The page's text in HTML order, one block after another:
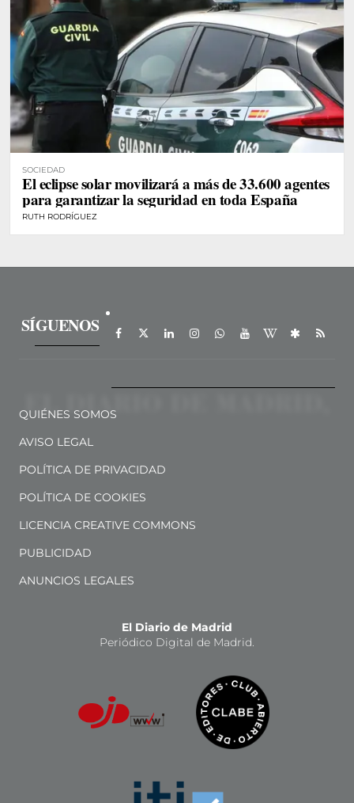
SOCIEDAD
El eclipse solar movilizará a más de 33.600 agentes
para garantizar la seguridad en toda España
RUTH RODRÍGUEZ
SÍGUENOS
QUIÉNES SOMOS
AVISO LEGAL
POLÍTICA DE PRIVACIDAD
POLÍTICA DE COOKIES
LICENCIA CREATIVE COMMONS
PUBLICIDAD
ANUNCIOS LEGALES
El Diario de Madrid
Periódico Digital de Madrid.